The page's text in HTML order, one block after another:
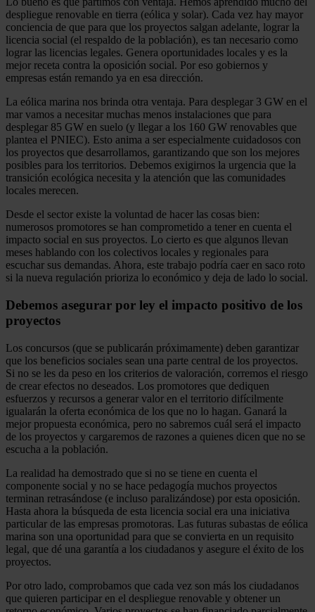
despliegue renovable en tierra (eólica y solar). Cada vez hay mayor
conciencia de que para que los proyectos salgan adelante, lograr la
licencia social (el respaldo de la población), es tan necesario como
lograr las licencias legales. Genera oportunidades locales y es la
mejor receta contra la oposición social. Por eso gobiernos y
empresas están remando ya en esa dirección.
La eólica marina nos brinda otra ventaja. Para desplegar 3 GW en el
mar vamos a necesitar muchas menos instalaciones que para
desplegar 85 GW en suelo (y llegar a los 160 GW renovables que
plantea el PNIEC). Esto anima a ser especialmente cuidadosos con
los proyectos que desarrollamos, garantizando que son los mejores
posibles para los territorios. Debemos exigirnos la urgencia que la
transición ecológica necesita y la atención que las comunidades
locales merecen.
Desde el sector existe la voluntad de hacer las cosas bien:
numerosos promotores se han comprometido a tener en cuenta el
impacto social en sus proyectos. Lo cierto es que algunos llevan
meses hablando con los colectivos locales y regionales para
escuchar sus demandas. Ahora, este trabajo podría caer en saco roto
si la nueva regulación prioriza lo económico y deja de lado lo social.
Debemos asegurar por ley el impacto positivo de los
proyectos
Los concursos (que se publicarán próximamente) deben garantizar
que los beneficios sociales sean una parte central de los proyectos.
Si no se les da peso en los criterios de valoración, corremos el riesgo
de crear efectos no deseados. Los promotores que dediquen
esfuerzos y recursos a generar valor en el territorio difícilmente
igualarán la oferta económica de los que no lo hagan. Ganará la
mejor propuesta económica, pero no sabremos cuál será el impacto
de los proyectos y cargaremos de razones a quienes dicen que no se
escucha a la población.
La realidad ha demostrado que si no se tiene en cuenta el
componente social y no se hace pedagogía muchos proyectos
terminan retrasándose (e incluso paralizándose) por esta oposición.
Hasta ahora la búsqueda de esta licencia social era una iniciativa
particular de las empresas promotoras. Las futuras subastas de eólica
marina son una oportunidad para que se convierta en un requisito
legal, que dé una garantía a los ciudadanos y asegure el éxito de los
proyectos.
Por otro lado, comprobamos que cada vez son más los ciudadanos
que quieren participar en el despliegue renovable y obtener un